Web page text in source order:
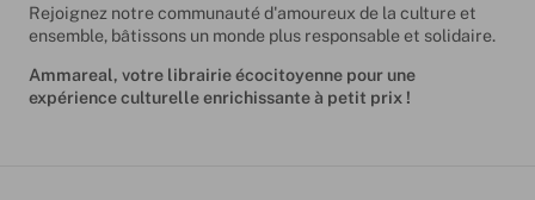
Rejoignez notre communauté d'amoureux de la culture et
ensemble, bâtissons un monde plus responsable et solidaire.
Ammareal, votre librairie écocitoyenne pour une
expérience culturelle enrichissante à petit prix !